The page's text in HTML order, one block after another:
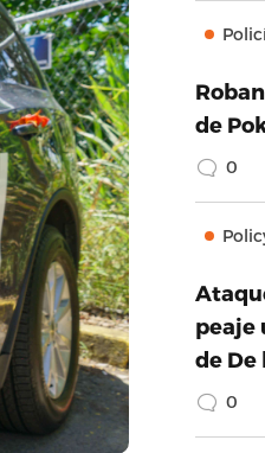
de
0
peaje
de De
0